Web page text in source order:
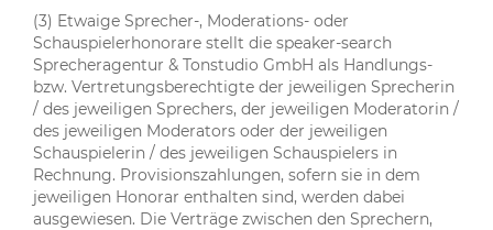
(3) Etwaige Sprecher-, Moderations- oder
Schauspielerhonorare stellt die speaker-search
Sprecheragentur & Tonstudio GmbH als Handlungs-
bzw. Vertretungsberechtigte der jeweiligen Sprecherin
/ des jeweiligen Sprechers, der jeweiligen Moderatorin /
des jeweiligen Moderators oder der jeweiligen
Schauspielerin / des jeweiligen Schauspielers in
Rechnung. Provisionszahlungen, sofern sie in dem
jeweiligen Honorar enthalten sind, werden dabei
ausgewiesen. Die Verträge zwischen den Sprechern,